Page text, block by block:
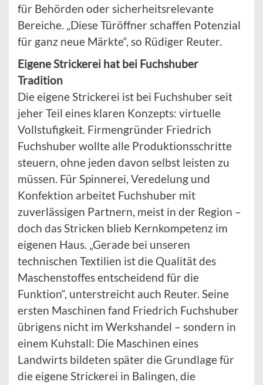
für Behörden oder sicherheitsrelevante
Bereiche. „Diese Türöffner schaffen Potenzial
für ganz neue Märkte“, so Rüdiger Reuter.
Eigene Strickerei hat bei Fuchshuber
Tradition
Die eigene Strickerei ist bei Fuchshuber seit
jeher Teil eines klaren Konzepts: virtuelle
Vollstufigkeit. Firmengründer Friedrich
Fuchshuber wollte alle Produktionsschritte
steuern, ohne jeden davon selbst leisten zu
müssen. Für Spinnerei, Veredelung und
Konfektion arbeitet Fuchshuber mit
zuverlässigen Partnern, meist in der Region –
doch das Stricken blieb Kernkompetenz im
eigenen Haus. „Gerade bei unseren
technischen Textilien ist die Qualität des
Maschenstoffes entscheidend für die
Funktion“, unterstreicht auch Reuter. Seine
ersten Maschinen fand Friedrich Fuchshuber
übrigens nicht im Werkshandel – sondern in
einem Kuhstall: Die Maschinen eines
Landwirts bildeten später die Grundlage für
die eigene Strickerei in Balingen, die